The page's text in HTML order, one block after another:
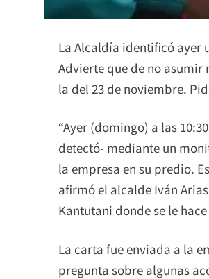
La Alcaldía identificó ayer
Advierte que de no
la del 23 de noviembre.
“Ayer (domingo) a las
detectó- mediante un
la empresa en su predio.
afirmó el alcalde Iván
Kantutani donde se le
La carta fue enviada a la
pregunta sobre algunas